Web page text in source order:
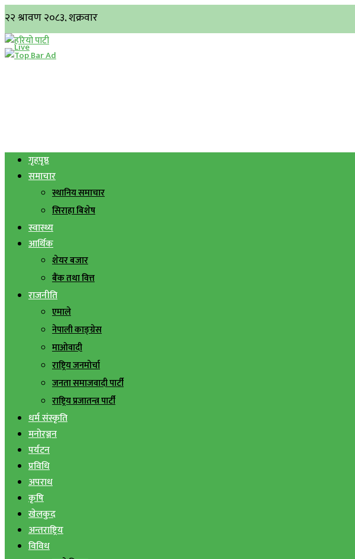
गृहपृष्ठ
समाचार
स्थानिय समाचार
सिराहा बिशेष
स्वास्थ्य
आर्थिक
शेयर बजार
बैंक तथा वित्त
राजनीति
एमाले
नेपाली काङ्ग्रेस
माओवादी
राष्ट्रिय जनमोर्चा
जनता समाजवादी पार्टी
राष्ट्रिय प्रजातन्त्र पार्टी
धर्म संस्कृति
मनोरञ्जन
पर्यटन
प्रविधि
अपराध
कृषि
खेलकुद
अन्तराष्ट्रिय
विविध